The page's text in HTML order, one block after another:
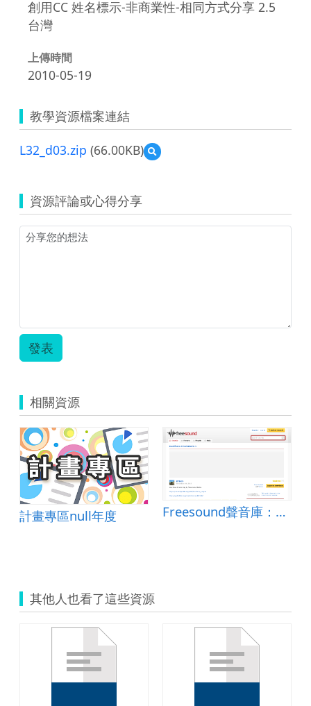
創用CC 姓名標示-非商業性-相同方式分享 2.5
台灣
上傳時間
2010-05-19
教學資源檔案連結
L32_d03.zip (66.00KB)
預
覽
資源評論或心得分享
發表
相關資源
計畫專區null年度 Freesound聲音庫：Garifuna Drummers 1
其他人也看了這些資源